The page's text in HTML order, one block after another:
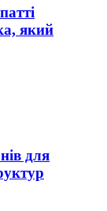
який
для